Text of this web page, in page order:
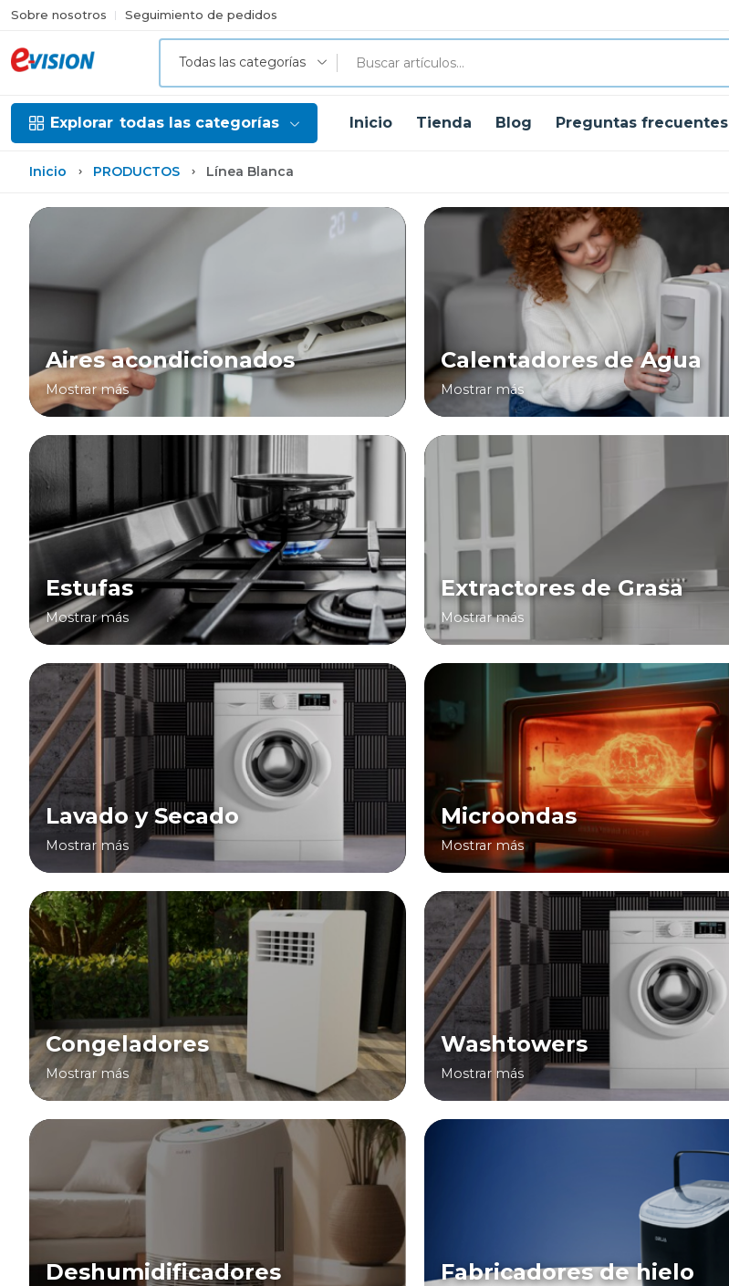
Sobre nosotros Seguimiento de pedidos
Todas las categorías
Explorar todas las categorías Inicio Tienda Blog Preguntas frecuentes
Inicio PRODUCTOS Línea Blanca
Aires acondicionados
Mostrar más
Calentadores de Agua
Mostrar más
Estufas
Mostrar más
Extractores de Grasa
Mostrar más
Lavado y Secado
Mostrar más
Microondas
Mostrar más
Congeladores
Mostrar más
Washtowers
Mostrar más
Deshumidificadores Fabricadores de hielo